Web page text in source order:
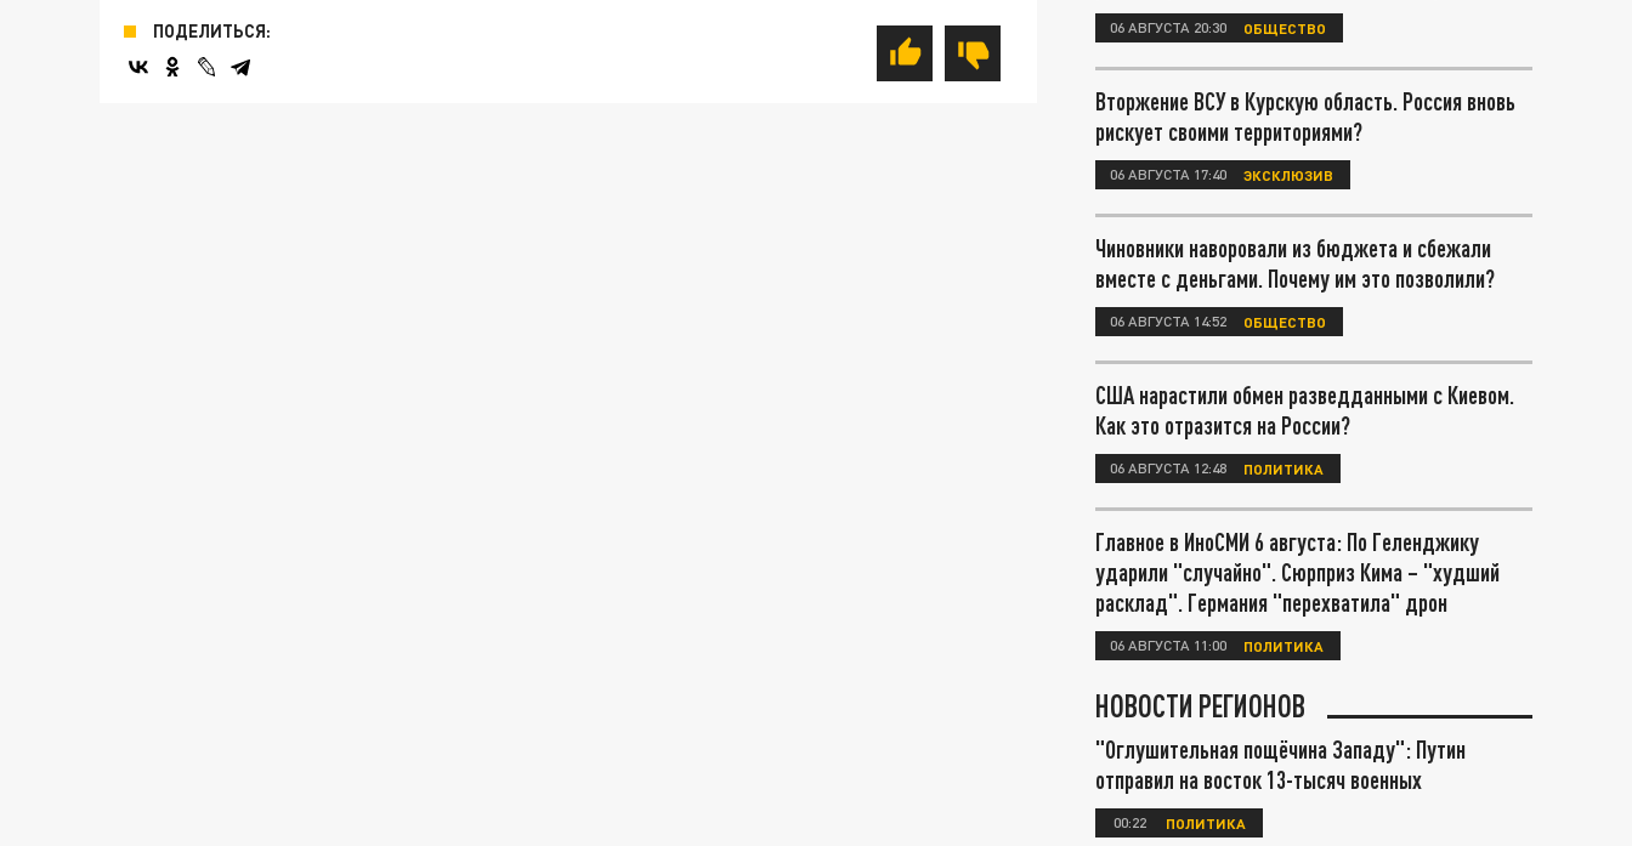
ПОДЕЛИТЬСЯ: 06 АВГУСТА 20:30 ОБЩЕСТВО
Вторжение ВСУ в Курскую область. Россия вновь
рискует своими территориями?
06 АВГУСТА 17:40 ЭКСКЛЮЗИВ
Чиновники наворовали из бюджета и сбежали
вместе с деньгами. Почему им это позволили?
06 АВГУСТА 14:52 ОБЩЕСТВО
США нарастили обмен разведданными с Киевом.
Как это отразится на России?
06 АВГУСТА 12:48 ПОЛИТИКА
Главное в ИноСМИ 6 августа: По Геленджику
ударили "случайно". Сюрприз Кима – "худший
расклад". Германия "перехватила" дрон
06 АВГУСТА 11:00 ПОЛИТИКА
НОВОСТИ РЕГИОНОВ
"Оглушительная пощёчина Западу": Путин
отправил на восток 13-тысяч военных
00:22 ПОЛИТИКА